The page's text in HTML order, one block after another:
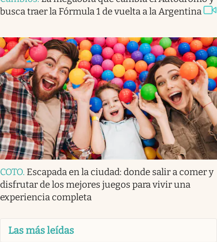
busca traer la Fórmula 1 de vuelta a la Argentina
COTO. Escapada en la ciudad: donde salir a comer y
disfrutar de los mejores juegos para vivir una
experiencia completa
Las más leídas